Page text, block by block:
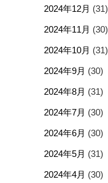
2024年12月 (31)
2024年11月 (30)
2024年10月 (31)
2024年9月 (30)
2024年8月 (31)
2024年7月 (30)
2024年6月 (30)
2024年5月 (31)
2024年4月 (30)